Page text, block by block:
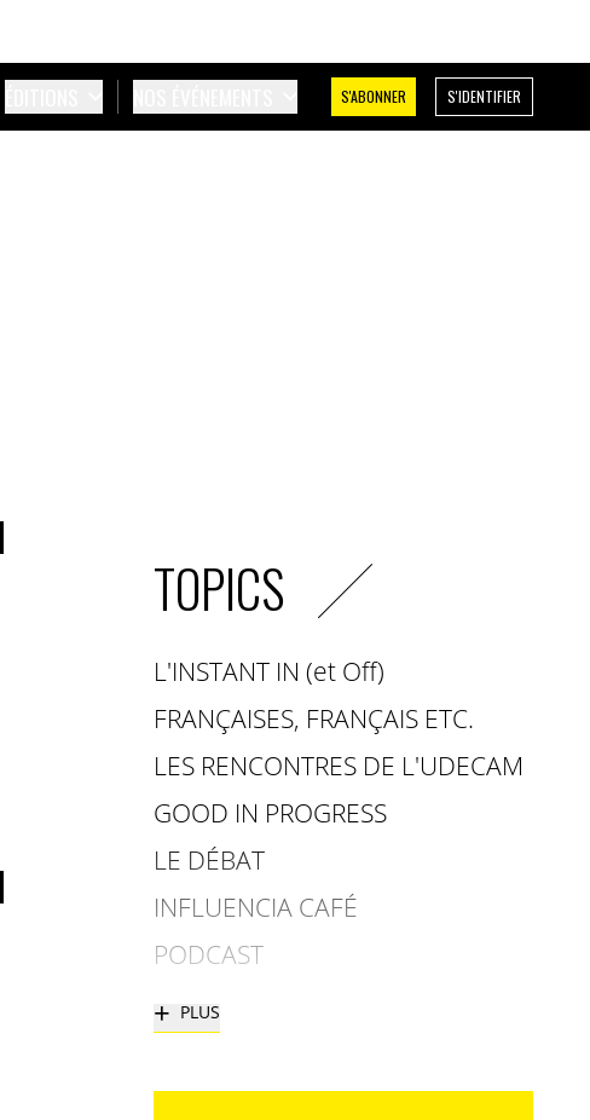
S'ABONNER S'IDENTIFIER
TOPICS
L'INSTANT IN (et Off)
FRANÇAISES, FRANÇAIS ETC.
LES RENCONTRES DE L'UDECAM
GOOD IN PROGRESS
LE DÉBAT
INFLUENCIA CAFÉ
PODCAST
+ PLUS